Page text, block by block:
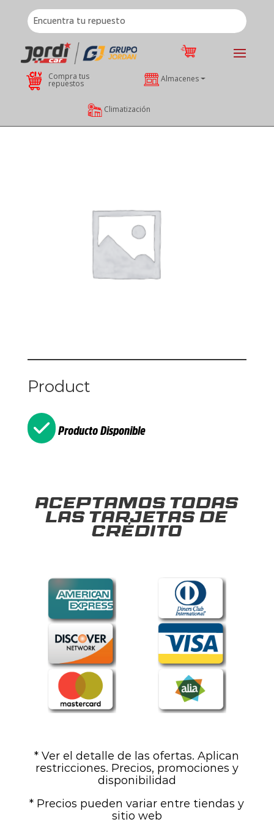
Compra tus
repuestos Almacenes
Climatización
Product
Producto Disponible
Aceptamos todas
las tarjetas de
crédito
* Ver el detalle de las ofertas. Aplican
restricciones. Precios, promociones y
disponibilidad
* Precios pueden variar entre tiendas y
sitio web